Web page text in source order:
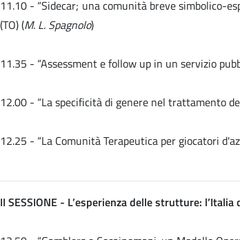
11.10 - “Sidecar; una comunità breve simbolico-
(TO) (M. L. Spagnolo)
11.35 - “Assessment e follow up in un servizio
12.00 - “La specificità di genere nel trattamento
12.25 - “La Comunità Terapeutica per giocatori
II SESSIONE - L’esperienza delle strutture: l’Italia